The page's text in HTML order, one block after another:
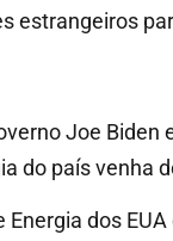
estrangeiros
Joe Biden
do país venha
dos